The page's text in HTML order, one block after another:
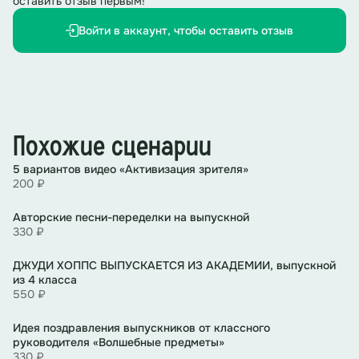
Ведущий 1:Он объединит не просто подписчиков, а
спортсмены и многие другие.
Ведущий 1:Но обо всем по порядку.
Ведущий 2:И мы приглашаем особых гостей этого
фестиваля, звезд нашей школы.
Ведущий 1:Под бурные аплодисменты встречаем
выпускников.
Войти в аккаунт, чтобы оставить отзыв
Похожие сценарии
5 вариантов видео «Активизация зрителя»
200 ₽
Авторские песни-переделки на выпускной
330 ₽
Нет фото
ДЖУДИ ХОППС ВЫПУСКАЕТСЯ ИЗ АКАДЕМИИ, выпускной
из 4 класса
550 ₽
Идея поздравления выпускников от классного
руководителя «Волшебные предметы»